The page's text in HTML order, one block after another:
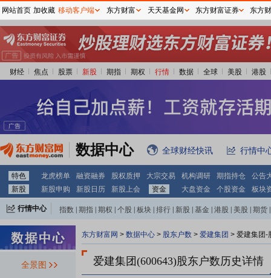
财经 焦点 股票 新股 期指 期权 行情 数据 全球 美股 港股
数据中心 全球财经快讯 行情中
特色 龙虎榜单 融资融券 股权质押 大宗交易 机构调研 期指持仓
公告
新股
新股申购 新股日历 新股上会 资金 大盘资金 个股资金 板块
行情中心 指数 期指 期权 个股 板块 排行 新股 基金 港股 美股 期货
全景图
东方财富网 > 数据中心 > 股东户数 > 爱建集团 > 爱建集团-
爱建集团(600643)股东户数历史详情
网站首页 加收藏 移动客户端 东方财富 天天基金网 东方财富证券 东方